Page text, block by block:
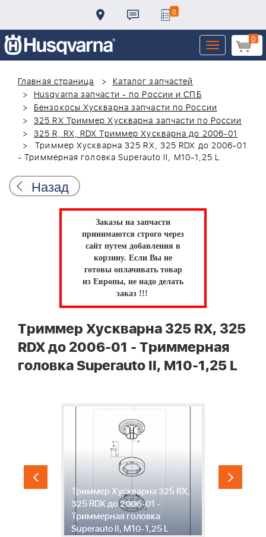
0
0
Toggle
navigation
Главная страница
Каталог запчастей
Husqvarna запчасти - по России и СПБ
Бензокосы Хускварна запчасти по России
325 RX Триммер Хускварна запчасти по России
325 R, RX, RDX Триммер Хускварна до 2006-01
Триммер Хускварна 325 RX, 325 RDX до 2006-01
- Триммерная головка Superauto II, M10-1,25 L
Назад
Заказы на запчасти
принимаются строго через
сайт путем добавления в
корзину. Если Вы не
готовы оплачивать товар
из Европы, не надо делать
заказ !!!
Триммер Хускварна 325 RX, 325
RDX до 2006-01 - Триммерная
головка Superauto II, M10-1,25 L
Триммер Хускварна 325 RX,
325 RDX до 2006-01 -
Триммерная головка
Superauto II, M10-1,25 L